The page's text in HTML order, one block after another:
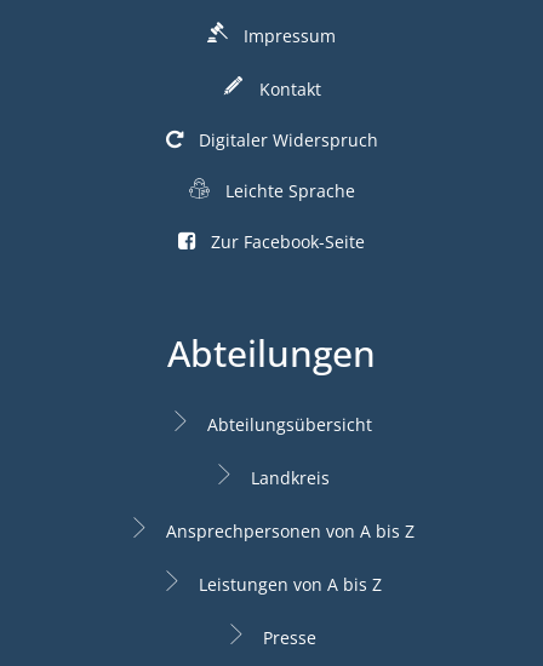
Impressum
Kontakt
Digitaler Widerspruch
Leichte Sprache
Zur Facebook-Seite
Abteilungen
Abteilungsübersicht
Landkreis
Ansprechpersonen von A bis Z
Leistungen von A bis Z
Presse